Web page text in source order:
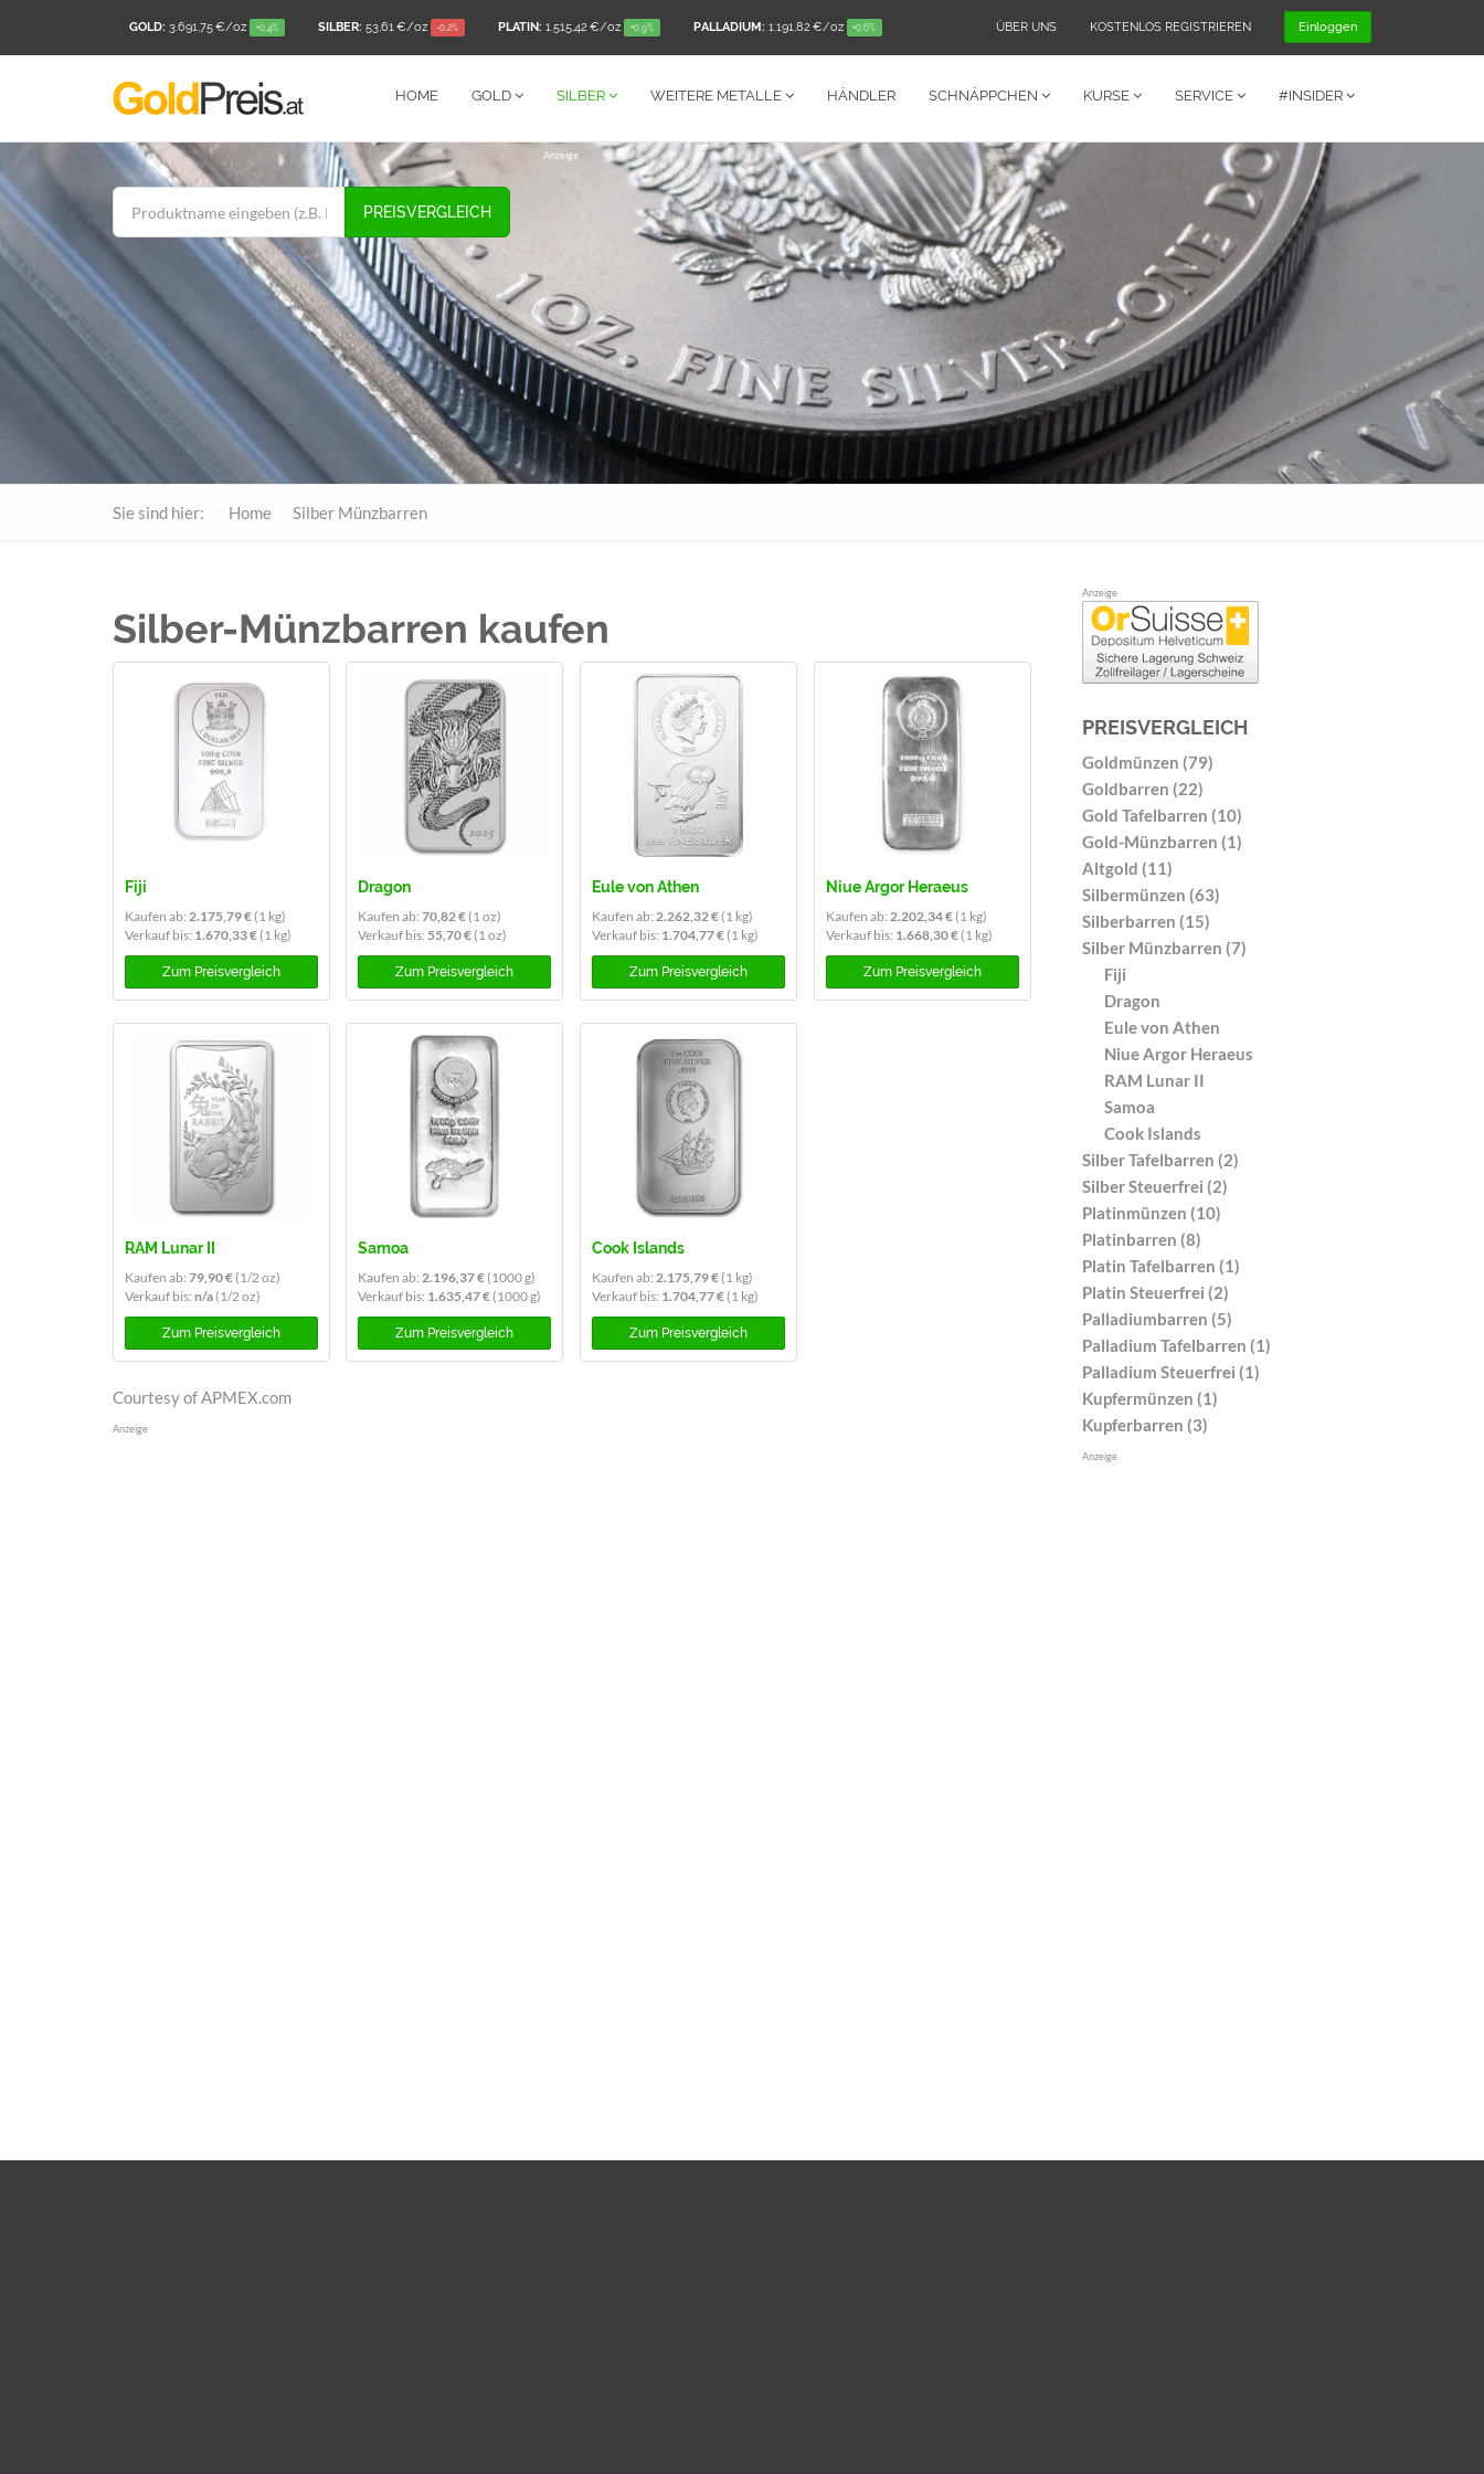
GOLD: 3.691,75 €/oz +0,4% SILBER: 53,61 €/oz -0,2% PLATIN: 1.515,42 €/oz +0,9% PALLADIUM: 1.191,82 €/oz +0,6% ÜBER UNS KOSTENLOS REGISTRIEREN Einloggen
HOME GOLD SILBER WEITERE METALLE HÄNDLER SCHNÄPPCHEN KURSE SERVICE #INSIDER
PREISVERGLEICH
Anzeige
Sie sind hier: Home Silber Münzbarren
Silber-Münzbarren kaufen
Fiji
Kaufen ab: 2.175,79 € (1 kg)
Verkauf bis: 1.670,33 € (1 kg)
Zum Preisvergleich
Dragon
Kaufen ab: 70,82 € (1 oz)
Verkauf bis: 55,70 € (1 oz)
Zum Preisvergleich
Eule von Athen
Kaufen ab: 2.262,32 € (1 kg)
Verkauf bis: 1.704,77 € (1 kg)
Zum Preisvergleich
Niue Argor Heraeus
Kaufen ab: 2.202,34 € (1 kg)
Verkauf bis: 1.668,30 € (1 kg)
Zum Preisvergleich
RAM Lunar II
Kaufen ab: 79,90 € (1/2 oz)
Verkauf bis: n/a (1/2 oz)
Zum Preisvergleich
Samoa
Kaufen ab: 2.196,37 € (1000 g)
Verkauf bis: 1.635,47 € (1000 g)
Zum Preisvergleich
Cook Islands
Kaufen ab: 2.175,79 € (1 kg)
Verkauf bis: 1.704,77 € (1 kg)
Zum Preisvergleich
Courtesy of APMEX.com
Anzeige
Anzeige
PREISVERGLEICH
Goldmünzen (79)
Goldbarren (22)
Gold Tafelbarren (10)
Gold-Münzbarren (1)
Altgold (11)
Silbermünzen (63)
Silberbarren (15)
Silber Münzbarren (7)
Fiji
Dragon
Eule von Athen
Niue Argor Heraeus
RAM Lunar II
Samoa
Cook Islands
Silber Tafelbarren (2)
Silber Steuerfrei (2)
Platinmünzen (10)
Platinbarren (8)
Platin Tafelbarren (1)
Platin Steuerfrei (2)
Palladiumbarren (5)
Palladium Tafelbarren (1)
Palladium Steuerfrei (1)
Kupfermünzen (1)
Kupferbarren (3)
Anzeige